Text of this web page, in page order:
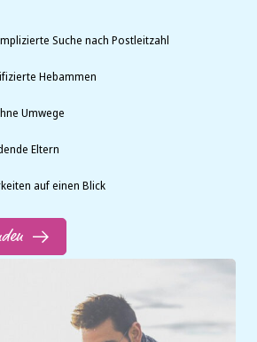
Suche nach Postleitzahl
Hebammen
Umwege
Eltern
auf einen Blick